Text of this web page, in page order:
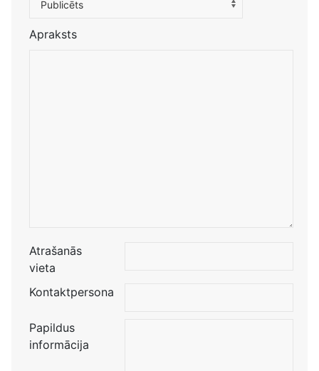
Publicēts
Apraksts
Atrašanās
vieta
Kontaktpersona
Papildus
informācija